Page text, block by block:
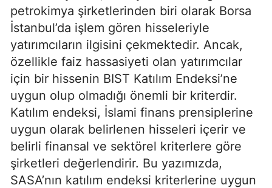
petrokimya şirketlerinden biri olarak Borsa
İstanbul’da işlem gören hisseleriyle
yatırımcıların ilgisini çekmektedir. Ancak,
özellikle faiz hassasiyeti olan yatırımcılar
için bir hissenin BIST Katılım Endeksi’ne
uygun olup olmadığı önemli bir kriterdir.
Katılım endeksi, İslami finans prensiplerine
uygun olarak belirlenen hisseleri içerir ve
belirli finansal ve sektörel kriterlere göre
şirketleri değerlendirir. Bu yazımızda,
SASA’nın katılım endeksi kriterlerine uygun